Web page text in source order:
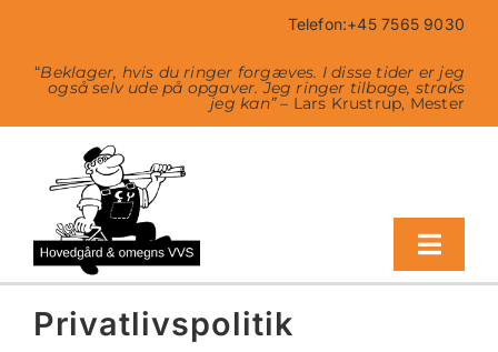
content
Telefon:+45 7565 9030
“Beklager, hvis du ringer forgæves. I disse tider er jeg
også selv ude på opgaver. Jeg ringer tilbage, straks
jeg kan”– Lars Krustrup, Mester
Vores ydelser
Privatlivspolitik